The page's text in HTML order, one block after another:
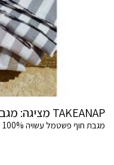
TAKEANAP מציגה: מגבת החוף שלא סוחבת חול
מגבת חוף פשטמל עשויה 100% כותנה, באריגה דקה, רכה ואוורירית.